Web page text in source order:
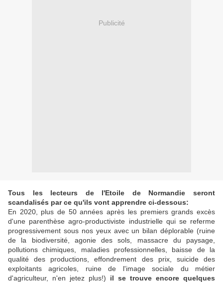
Publicité
Tous les lecteurs de l'Etoile de Normandie seront
scandalisés par ce qu'ils vont apprendre ci-dessous:
En 2020, plus de 50 années après les premiers grands excès
d'une parenthèse agro-productiviste industrielle qui se referme
progressivement sous nos yeux avec un bilan déplorable (ruine
de la biodiversité, agonie des sols, massacre du paysage,
pollutions chimiques, maladies professionnelles, baisse de la
qualité des productions, effondrement des prix, suicide des
exploitants agricoles, ruine de l'image sociale du métier
d'agriculteur, n'en jetez plus!) il se trouve encore quelques